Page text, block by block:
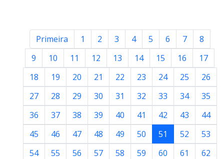
Primeira 1 2 3 4 5 6 7
8
9
10 11 12 13 14 15 16
17
18
19 20 21 22 23 24 25
26
27
28 29 30 31 32 33 34
35
36
37 38 39 40 41 42 43
44
45
46 47 48 49 50 51 52
53
54
55 56 57 58 59 60 61
62